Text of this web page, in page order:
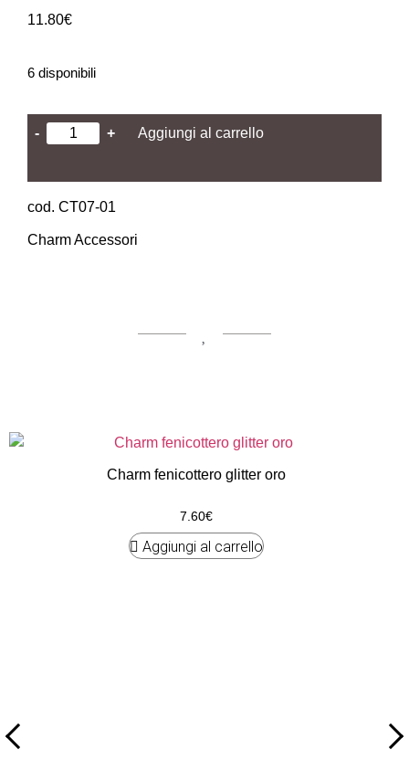
11.80€
6 disponibili
- + Aggiungi al carrello
cod. CT07-01
Charm Accessori
Charm fenicottero glitter oro
7.60€
Aggiungi al carrello